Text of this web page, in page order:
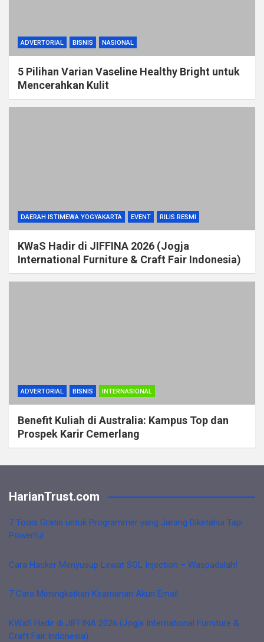
ADVERTORIAL BISNIS NASIONAL
5 Pilihan Varian Vaseline Healthy Bright untuk
Mencerahkan Kulit
DAERAH ISTIMEWA YOGYAKARTA EVENT RILIS RESMI
KWaS Hadir di JIFFINA 2026 (Jogja
International Furniture & Craft Fair Indonesia)
ADVERTORIAL BISNIS INTERNASIONAL
Benefit Kuliah di Australia: Kampus Top dan
Prospek Karir Cemerlang
HarianTrust.com
7 Tools Gratis untuk Programmer yang Jarang Diketahui Tapi
Powerful
Cara Hacker Menyusup Lewat SQL Injection – Waspadalah!
7 Cara Meningkatkan Keamanan Akun Email
KWaS Hadir di JIFFINA 2026 (Jogja International Furniture &
Craft Fair Indonesia)